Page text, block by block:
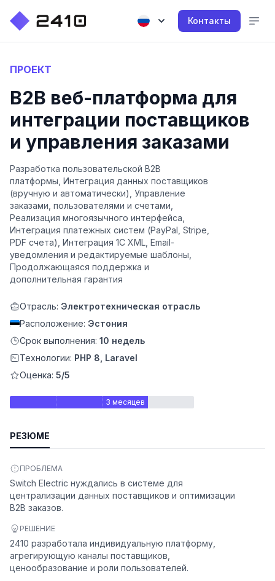
Контакты
ПРОЕКТ
B2B веб-платформа для
интеграции поставщиков
и управления заказами
Разработка пользовательской B2B
платформы, Интеграция данных поставщиков
(вручную и автоматически), Управление
заказами, пользователями и счетами,
Реализация многоязычного интерфейса,
Интеграция платежных систем (PayPal, Stripe,
PDF счета), Интеграция 1C XML, Email-
уведомления и редактируемые шаблоны,
Продолжающаяся поддержка и
дополнительная гарантия
Отрасль: Электротехническая отрасль
Расположение: Эстония
Срок выполнения: 10 недель
Технологии: PHP 8, Laravel
Оценка: 5/5
3 месяцев
РЕЗЮМЕ
ПРОБЛЕМА
Switch Electric нуждались в системе для
централизации данных поставщиков и оптимизации
B2B заказов.
РЕШЕНИЕ
2410 разработала индивидуальную платформу,
агрегирующую каналы поставщиков,
ценообразование и роли пользователей.